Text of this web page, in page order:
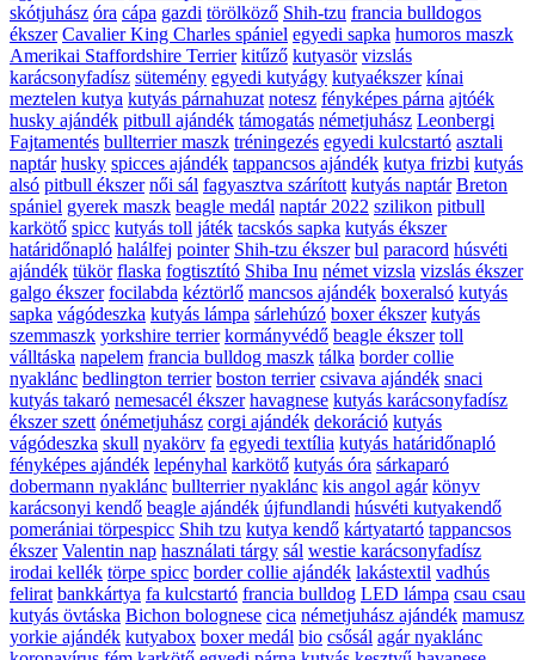
skótjuhász óra cápa gazdi törölköző Shih-tzu francia bulldogos
ékszer Cavalier King Charles spániel egyedi sapka humoros maszk
Amerikai Staffordshire Terrier kitűző kutyasör vizslás
karácsonyfadísz sütemény egyedi kutyágy kutyaékszer kínai
meztelen kutya kutyás párnahuzat notesz fényképes párna ajtóék
husky ajándék pitbull ajándék támogatás németjuhász Leonbergi
Fajtamentés bullterrier maszk tréningezés egyedi kulcstartó asztali
naptár husky spicces ajándék tappancsos ajándék kutya frizbi kutyás
alsó pitbull ékszer női sál fagyasztva szárított kutyás naptár Breton
spániel gyerek maszk beagle medál naptár 2022 szilikon pitbull
karkötő spicc kutyás toll játék tacskós sapka kutyás ékszer
határidőnapló halálfej pointer Shih-tzu ékszer bul paracord húsvéti
ajándék tükör flaska fogtisztító Shiba Inu német vizsla vizslás ékszer
galgo ékszer focilabda kéztörlő mancsos ajándék boxeralsó kutyás
sapka vágódeszka kutyás lámpa sárlehúzó boxer ékszer kutyás
szemmaszk yorkshire terrier kormányvédő beagle ékszer toll
válltáska napelem francia bulldog maszk tálka border collie
nyaklánc bedlington terrier boston terrier csivava ajándék snaci
kutyás takaró nemesacél ékszer havagnese kutyás karácsonyfadísz
ékszer szett ónémetjuhász corgi ajándék dekoráció kutyás
vágódeszka skull nyakörv fa egyedi textília kutyás határidőnapló
fényképes ajándék lepényhal karkötő kutyás óra sárkaparó
dobermann nyaklánc bullterrier nyaklánc kis angol agár könyv
karácsonyi kendő beagle ajándék újfundlandi húsvéti kutyakendő
pomerániai törpespicc Shih tzu kutya kendő kártyatartó tappancsos
ékszer Valentin nap használati tárgy sál westie karácsonyfadísz
irodai kellék törpe spicc border collie ajándék lakástextil vadhús
felirat bankkártya fa kulcstartó francia bulldog LED lámpa csau csau
kutyás övtáska Bichon bolognese cica németjuhász ajándék mamusz
yorkie ajándék kutyabox boxer medál bio csősál agár nyaklánc